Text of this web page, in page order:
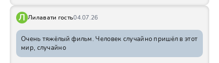
Л Лилавати гость04.07.26
Очень тяжёлый фильм. Человек случайно пришёл в этот
мир, случайно